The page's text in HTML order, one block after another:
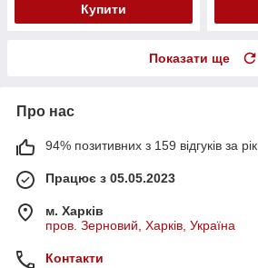
Купити
Показати ще
Про нас
94% позитивних з 159 відгуків за рік
Працює з 05.05.2023
м. Харків
пров. Зерновий, Харків, Україна
Контакти